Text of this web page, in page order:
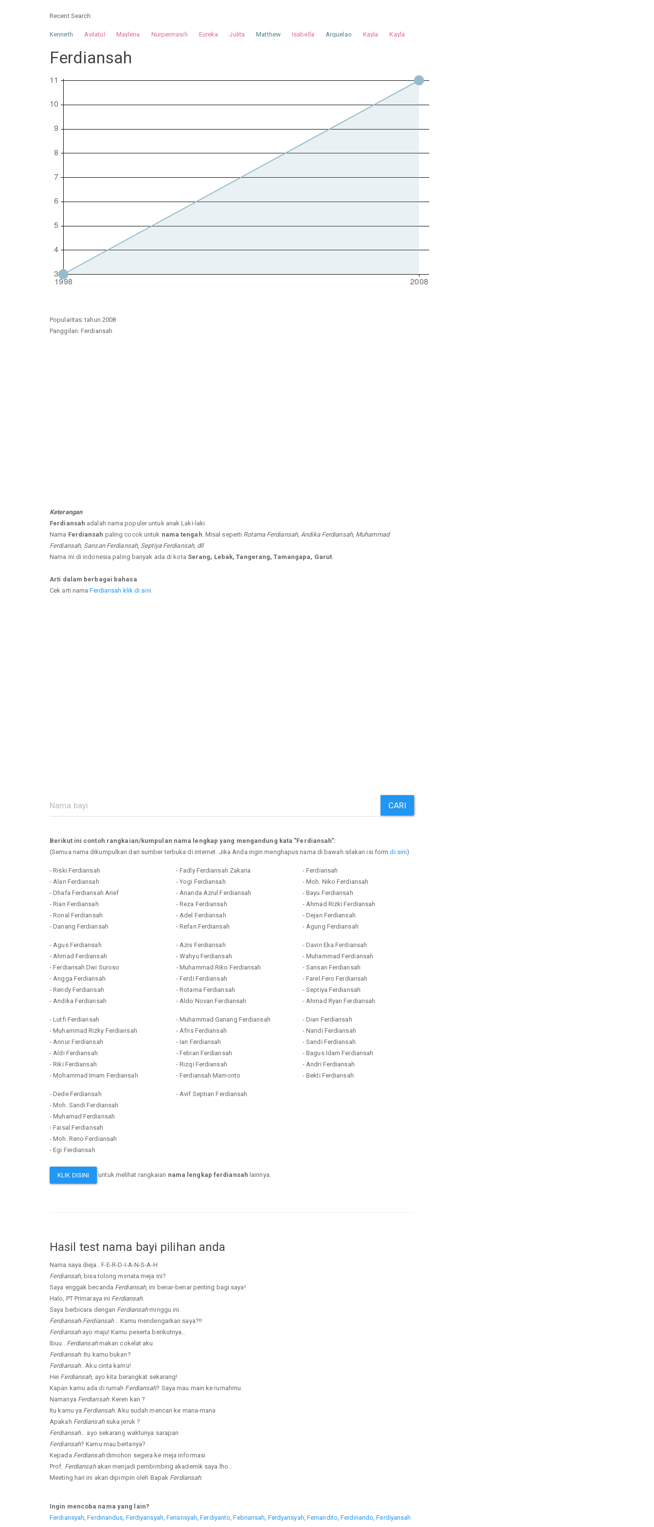
Recent Search:
Kenneth Avilatul Maylena Nurpermasih Eureka Julita Matthew Isabella Arquelao Kayla
Kayla
Ferdiansah
Popularitas: tahun 2008
Panggilan: Ferdiansah
Keterangan
Ferdiansah adalah nama populer untuk anak Laki-laki.
Nama Ferdiansah paling cocok untuk nama tengah . Misal seperti Rotama Ferdiansah, Andika Ferdiansah, Muhammad
Ferdiansah, Sansan Ferdiansah, Septiya Ferdiansah, dll
Nama ini di indonesia paling banyak ada di kota Serang, Lebak, Tangerang, Tamangapa, Garut
Arti dalam berbagai bahasa
Cek arti namaFerdiansah klik di sini
CARI
Berikut ini contoh rangkaian/kumpulan nama lengkap yang mengandung kata "Ferdiansah":
(Semua nama dikumpulkan dari sumber terbuka di internet. Jika Anda ingin menghapus nama di bawah silakan isi formdi sini)
- Riski Ferdiansah
- Alan Ferdiansah
- Dhafa Ferdiansah Arief
- Rian Ferdiansah
- Ronal Ferdiansah
- Danang Ferdiansah
- Fadly Ferdiansah Zakaria
- Yogi Ferdiansah
- Ananda Azrul Ferdiansah
- Reza Ferdiansah
- Adel Ferdiansah
- Refan Ferdiansah
- Ferdiansah
- Moh. Niko Ferdiansah
- Bayu Ferdiansah
- Ahmad Rizki Ferdiansah
- Dejan Ferdiansah
- Agung Ferdiansah
- Agus Ferdiansah
- Ahmad Ferdiansah
- Ferdiansah Dwi Suroso
- Angga Ferdiansah
- Rendy Ferdiansah
- Andika Ferdiansah
- Azis Ferdiansah
- Wahyu Ferdiansah
- Muhammad Riko Ferdiansah
- Ferdi Ferdiansah
- Rotama Ferdiansah
- Aldo Novan Ferdiansah
- Davin Eka Ferdiansah
- Muhammad Ferdiansah
- Sansan Ferdiansah
- Farel Fero Ferdiansah
- Septiya Ferdiansah
- Ahmad Ryan Ferdiansah
- Lutfi Ferdiansah
- Muhammad Rizky Ferdiansah
- Annur Ferdiansah
- Aldi Ferdiansah
- Riki Ferdiansah
- Mohammad Imam Ferdiansah
- Muhammad Ganang Ferdiansah
- Afris Ferdiansah
- Ian Ferdiansah
- Febian Ferdiansah
- Rizqi Ferdiansah
- Ferdiansah Mamonto
- Dian Ferdiansah
- Nandi Ferdiansah
- Sandi Ferdiansah
- Bagus Idam Ferdiansah
- Andri Ferdiansah
- Bekti Ferdiansah
- Dede Ferdiansah
- Moh. Sandi Ferdiansah
- Muhamad Ferdiansah
- Faisal Ferdiansah
- Moh. Reno Ferdiansah
- Egi Ferdiansah
- Avif Septian Ferdiansah
KLIK DISINI untuk melihat rangkaian nama lengkap ferdiansah lainnya.
Hasil test nama bayi pilihan anda
Nama saya dieja.. F-E-R-D-I-A-N-S-A-H
Ferdiansah, bisa tolong menata meja ini?
Saya enggak becanda Ferdiansah, ini benar-benar penting bagi saya!
Halo, PT Primaraya ini Ferdiansah.
Saya berbicara dengan Ferdiansahminggu ini.
Ferdiansah-Ferdiansah.. Kamu mendengarkan saya?!!
Ferdiansahayo maju! Kamu peserta berikutnya..
Ibuu.. Ferdiansahmakan cokelat aku
Ferdiansah. Itu kamu bukan?
Ferdiansah.. Aku cinta kamu!
Hei Ferdiansah, ayo kita berangkat sekarang!
Kapan kamu ada di rumah Ferdiansah? Saya mau main ke rumahmu.
Namanya Ferdiansah. Keren kan ?
Itu kamu ya Ferdiansah. Aku sudah mencari ke mana-mana
Apakah Ferdiansahsuka jeruk ?
Ferdiansah... ayo sekarang waktunya sarapan
Ferdiansah? Kamu mau bertanya?
Kepada Ferdiansahdimohon segera ke meja informasi
Prof. Ferdiansahakan menjadi pembimbing akademik saya lho..
Meeting hari ini akan dipimpin oleh Bapak Ferdiansah.
Ingin mencoba nama yang lain?
Ferdiansyah ,Ferdinandus Ferdiyansyah ,Feriansyah ,Ferdiyanto ,Febriansah Ferdyansyah Fernandito ,Ferdinando ,Ferdiyansah